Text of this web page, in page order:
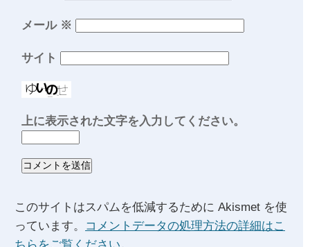
メール ※
サイト
上に表示された文字を入力してください。
このサイトはスパムを低減するために Akismet を使
っています。
コメントデータの処理方法の詳細はこ